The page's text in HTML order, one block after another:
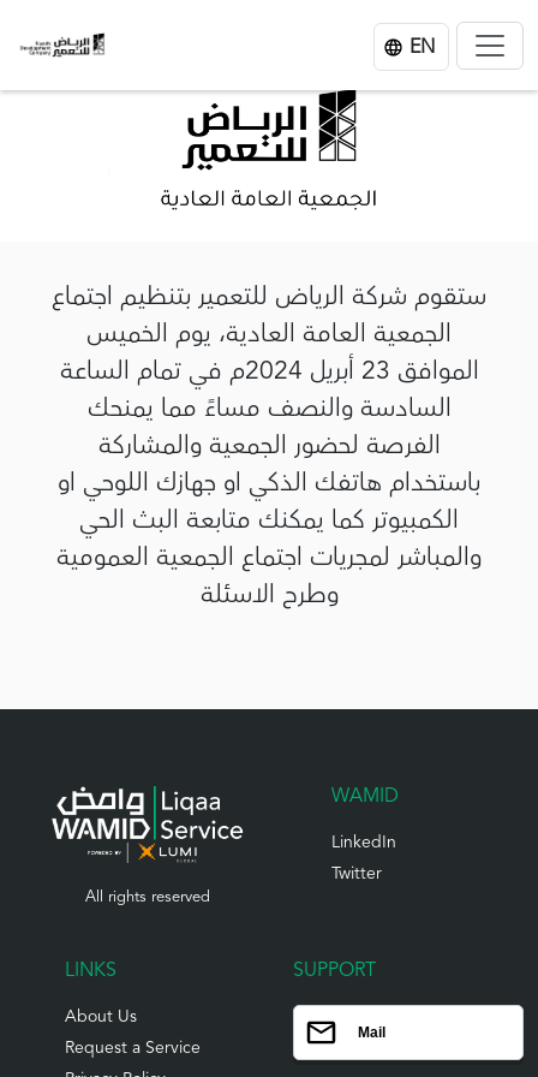
EN
ستقوم شركة الرياض للتعمير بتنظيم اجتماع
الجمعية العامة العادية، يوم الخميس
الموافق 23 أبريل 2024
م في تمام الساعة
السادسة والنصف مساءً مما يمنحك
الفرصة لحضور الجمعية والمشاركة
باستخدام هاتفك الذكي او جهازك اللوحي او
الكمبيوتر كما يمكنك متابعة البث الحي
والمباشر لمجريات اجتماع الجمعية العمومية
وطرح الاسئلة
All rights reserved
WAMID
LinkedIn
Twitter
LINKS
About Us
Request a Service
SUPPORT
Mail